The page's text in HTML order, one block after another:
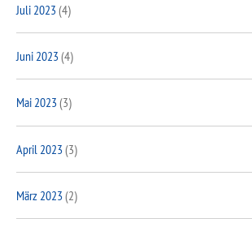
Juli 2023(4)
Juni 2023(4)
Mai 2023(3)
April 2023(3)
März 2023(2)